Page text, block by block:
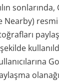
sonlarında,
Nearby)